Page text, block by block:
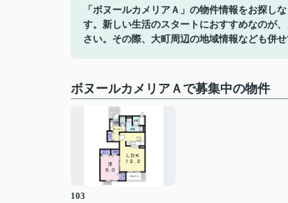
「ボヌールカメリアＡ」の物件情報をお探し
す。新しい生活のスタートにおすすめなのが
さい。その際、大町周辺の地域情報なども併せ
ボヌールカメリアＡで募集中の物件
103